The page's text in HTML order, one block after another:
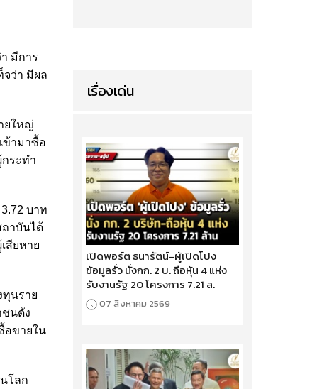
มีการ
จว่า มีผล
ยใหญ่
ข้ามาซื้อ
ระทำ
บาท
ถาบันได้
สียหาย
ทุนราย
ชนดัง
อขายใน
โลก
เรื่องเด่น
เปิดพอร์ต ธนารัตน์-ผู้เปิดโปง
ข้อมูลรั่ว นั่งกก. 2 บ. ถือหุ้น 4 แห่ง
รับงานรัฐ 20 โครงการ 7.21 ล.
07 สิงหาคม 2569